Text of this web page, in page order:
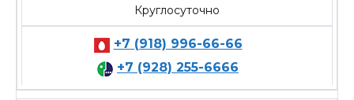
Круглосуточно
+7 (918) 996-66-66
+7 (928) 255-6666